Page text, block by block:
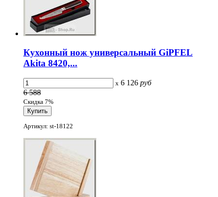
Кухонный нож универсальный GiPFEL
Akita 8420,...
x 6 126 руб
6 588
Скидка 7%
Артикул: st-18122